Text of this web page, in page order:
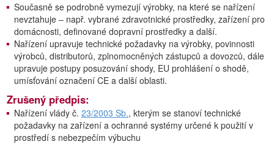
Současně se podrobně vymezují výrobky, na které se nařízení
nevztahuje – např. vybrané zdravotnické prostředky, zařízení pro
domácnosti, definované dopravní prostředky a další.
Nařízení upravuje technické požadavky na výrobky, povinnosti
výrobců, distributorů, zplnomocněných zástupců a dovozců, dále
upravuje postupy posuzování shody, EU prohlášení o shodě,
umísťování označení CE a další oblasti.
Zrušený předpis:
Nařízení vlády č. 23/2003 Sb., kterým se stanoví technické
požadavky na zařízení a ochranné systémy určené k použití v
prostředí s nebezpečím výbuchu